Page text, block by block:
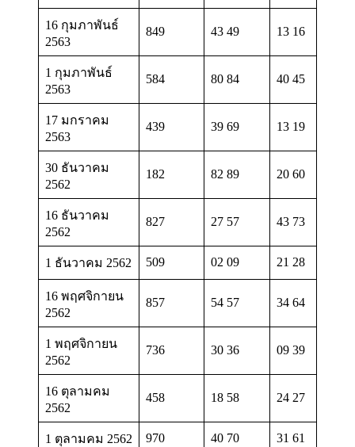
16 กุมภาพันธ์
2563
849 43 49 13 16
1 กุมภาพันธ์
2563
584 80 84 40 45
17 มกราคม
2563
439 39 69 13 19
30 ธันวาคม
2562
182 82 89 20 60
16 ธันวาคม
2562
827 27 57 43 73
1 ธันวาคม 2562 509 02 09 21 28
16 พฤศจิกายน
2562
857 54 57 34 64
1 พฤศจิกายน
2562
736 30 36 09 39
16 ตุลามคม
2562
458 18 58 24 27
1 ตุลามคม 2562 970 40 70 31 61